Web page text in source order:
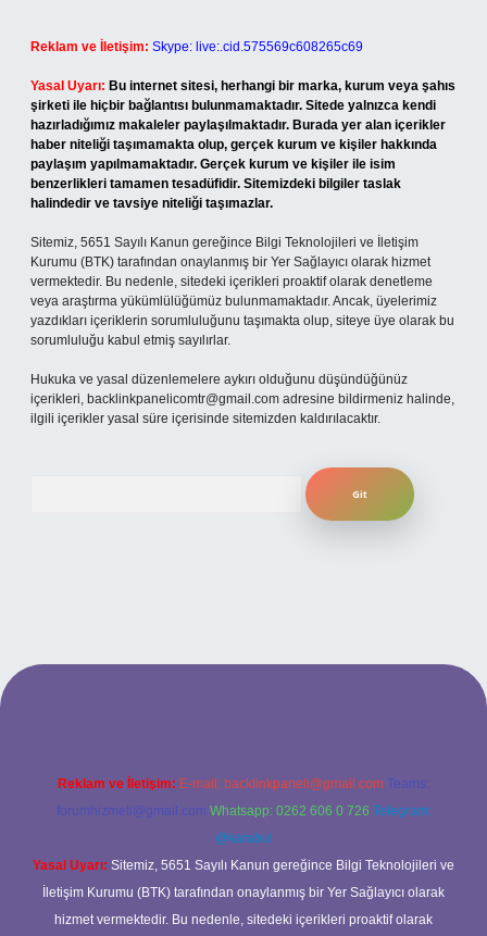
Reklam ve İletişim: Skype: live:.cid.575569c608265c69
Yasal Uyarı: Bu internet sitesi, herhangi bir marka, kurum veya şahıs
şirketi ile hiçbir bağlantısı bulunmamaktadır. Sitede yalnızca kendi
hazırladığımız makaleler paylaşılmaktadır. Burada yer alan içerikler
haber niteliği taşımamakta olup, gerçek kurum ve kişiler hakkında
paylaşım yapılmamaktadır. Gerçek kurum ve kişiler ile isim
benzerlikleri tamamen tesadüfidir. Sitemizdeki bilgiler taslak
halindedir ve tavsiye niteliği taşımazlar.
Sitemiz, 5651 Sayılı Kanun gereğince Bilgi Teknolojileri ve İletişim
Kurumu (BTK) tarafından onaylanmış bir Yer Sağlayıcı olarak hizmet
vermektedir. Bu nedenle, sitedeki içerikleri proaktif olarak denetleme
veya araştırma yükümlülüğümüz bulunmamaktadır. Ancak, üyelerimiz
yazdıkları içeriklerin sorumluluğunu taşımakta olup, siteye üye olarak bu
sorumluluğu kabul etmiş sayılırlar.
Hukuka ve yasal düzenlemelere aykırı olduğunu düşündüğünüz
içerikleri, backlinkpanelicomtr@gmail.com adresine bildirmeniz halinde,
ilgili içerikler yasal süre içerisinde sitemizden kaldırılacaktır.
bahis sitesi
Reklam ve İletişim: E-mail: backlinkpaneli@gmail.com Teams:
forumhizmeti@gmail.com Whatsapp: 0262 606 0 726 Telegram:
@karabul
Yasal Uyarı: Sitemiz, 5651 Sayılı Kanun gereğince Bilgi Teknolojileri ve
İletişim Kurumu (BTK) tarafından onaylanmış bir Yer Sağlayıcı olarak
hizmet vermektedir. Bu nedenle, sitedeki içerikleri proaktif olarak